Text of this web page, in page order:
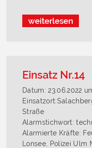
weiterlesen
Einsatz Nr.14
Datum: 23.06.2022
Straße
Alarmstichwort:
Alarmierte Kräfte:
Lonsee, Polizei Ulm